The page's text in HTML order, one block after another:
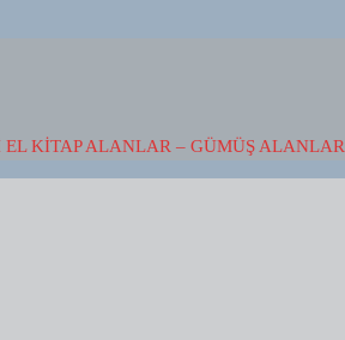
KITAP ALANLAR – GÜMÜŞ ALANLAR